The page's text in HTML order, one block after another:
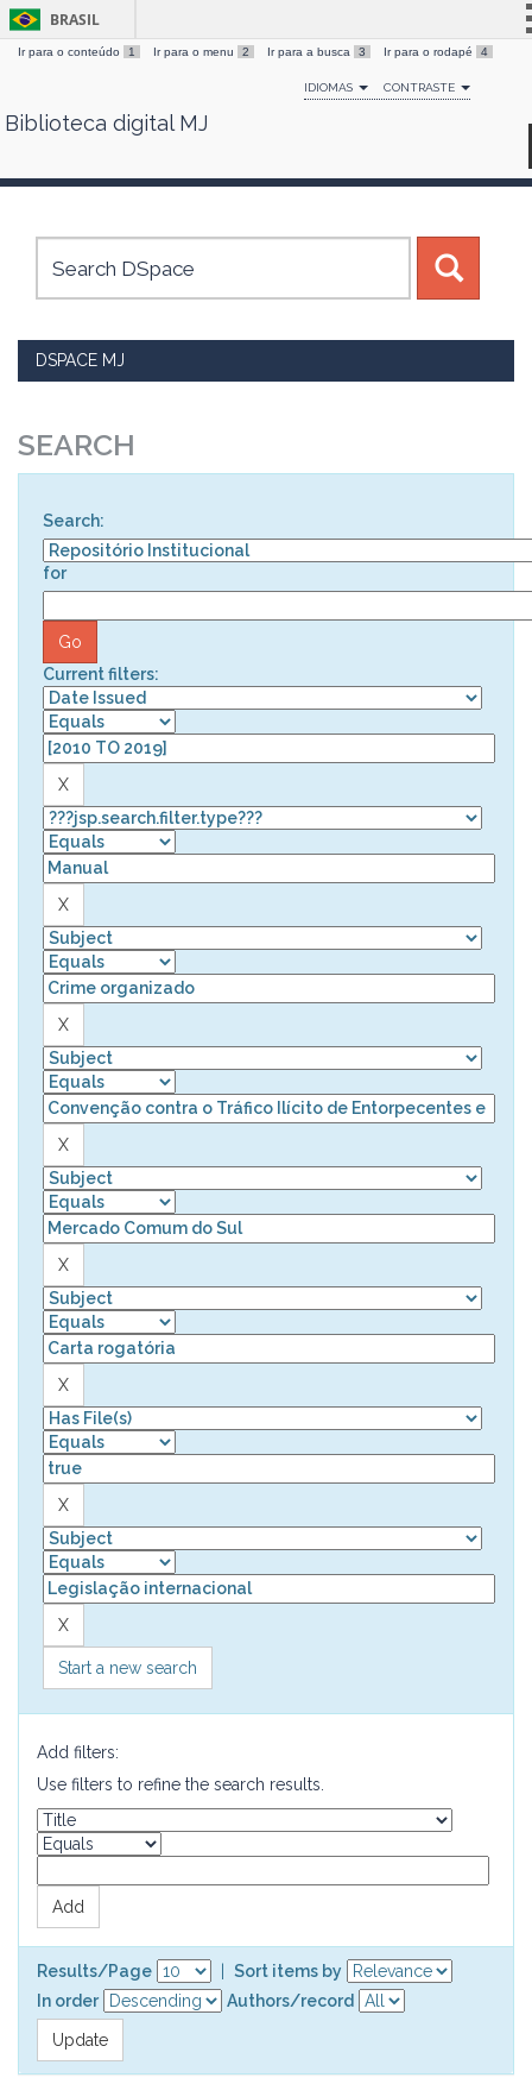
Skip
BRASIL
Simplifique!
Comunica BR
Canais
Ir para o conteúdo 1 Ir para o menu 2 Ir para a busca 3 Ir para o rodapé 4
IDIOMAS CONTRASTE
Biblioteca digital MJ
DSPACE MJ
SEARCH
Search:
for
Current filters:
Start a new search
Add filters:
Use filters to refine the search results.
Results/Page
Sort items by
In order
Authors/record